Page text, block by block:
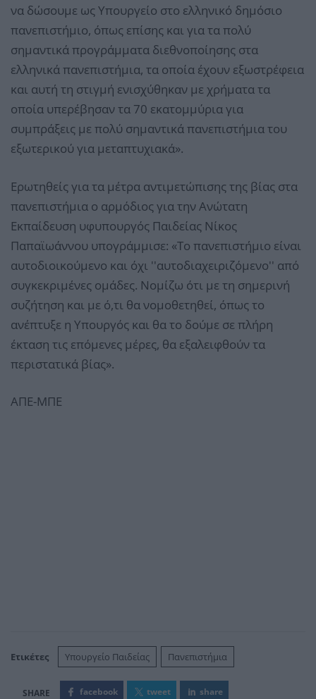
να δώσουμε ως Υπουργείο στο ελληνικό δημόσιο
πανεπιστήμιο, όπως επίσης και για τα πολύ
σημαντικά προγράμματα διεθνοποίησης στα
ελληνικά πανεπιστήμια, τα οποία έχουν εξωστρέφεια
και αυτή τη στιγμή ενισχύθηκαν με χρήματα τα
οποία υπερέβησαν τα 70 εκατομμύρια για
συμπράξεις με πολύ σημαντικά πανεπιστήμια του
εξωτερικού για μεταπτυχιακά».
Ερωτηθείς για τα μέτρα αντιμετώπισης της βίας στα
πανεπιστήμια ο αρμόδιος για την Ανώτατη
Εκπαίδευση υφυπουργός Παιδείας Νίκος
Παπαϊωάννου υπογράμμισε: «Το πανεπιστήμιο είναι
αυτοδιοικούμενο και όχι ''αυτοδιαχειριζόμενο'' από
συγκεκριμένες ομάδες. Νομίζω ότι με τη σημερινή
συζήτηση και με ό,τι θα νομοθετηθεί, όπως το
ανέπτυξε η Υπουργός και θα το δούμε σε πλήρη
έκταση τις επόμενες μέρες, θα εξαλειφθούν τα
περιστατικά βίας».
ΑΠΕ-ΜΠΕ
Ετικέτες Υπουργείο Παιδείας Πανεπιστήμια
facebook tweet share